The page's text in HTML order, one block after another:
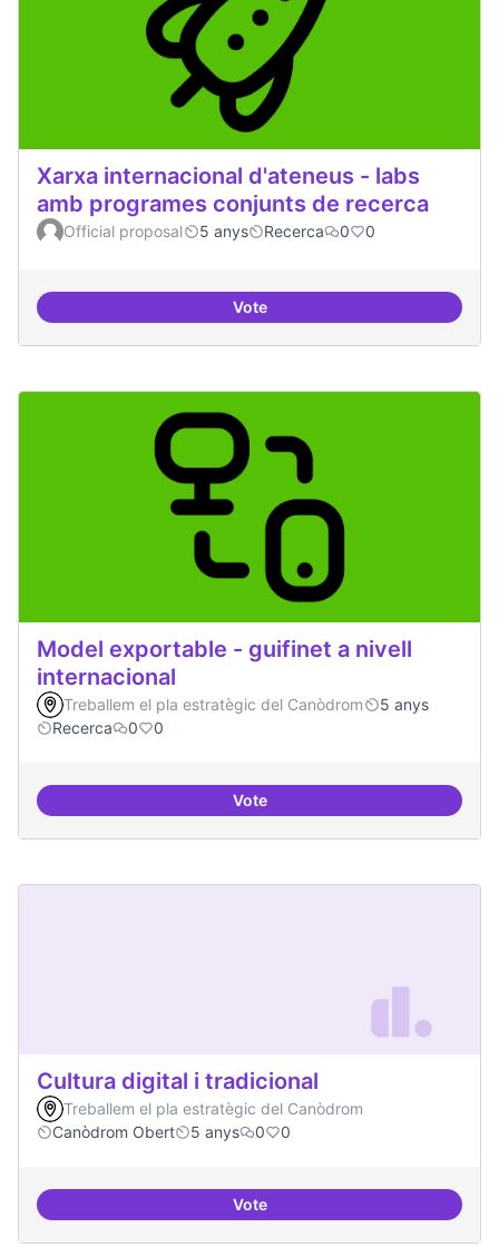
Xarxa internacional d'ateneus - labs
amb programes conjunts de recerca
Official proposal 5 anys Recerca 0 0
VoteXarxa internacional d'ateneus -
Model exportable - guifinet a nivell
internacional
Treballem el pla estratègic del Canòdrom
5 anys
Recerca
0 0
VoteModel exportable - guifinet a
Cultura digital i tradicional
Treballem el pla estratègic del Canòdrom
Canòdrom Obert
5 anys 0 0
VoteCultura digital i tradicional